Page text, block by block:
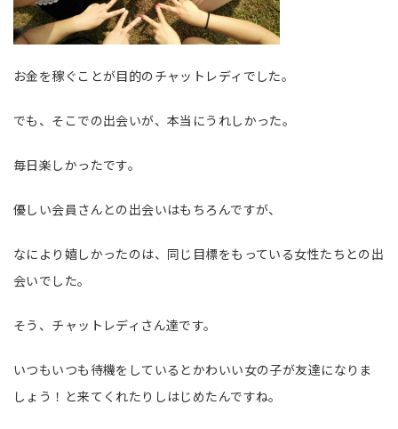
お金を稼ぐことが目的のチャットレディでした。
でも、そこでの出会いが、本当にうれしかった。
毎日楽しかったです。
優しい会員さんとの出会いはもちろんですが、
なにより嬉しかったのは、同じ目標をもっている女性たちとの出
会いでした。
そう、チャットレディさん達です。
いつもいつも待機をしているとかわいい女の子が友達になりま
しょう！と来てくれたりしはじめたんですね。